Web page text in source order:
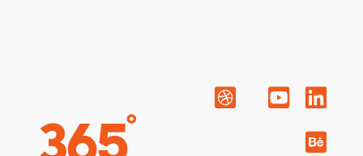



